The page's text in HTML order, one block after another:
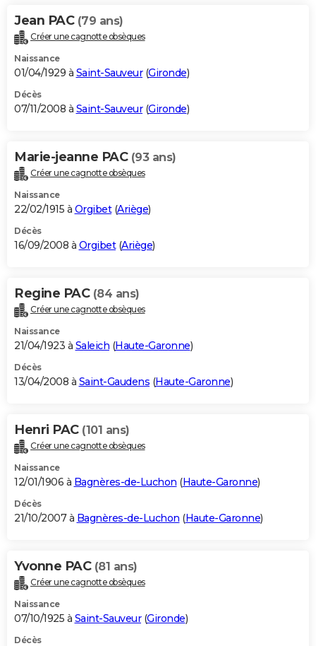
Jean PAC (79 ans)
Créer une cagnotte obsèques
Naissance
01/04/1929 à Saint-Sauveur(Gironde)
Décès
07/11/2008 à Saint-Sauveur(Gironde)
Marie-jeanne PAC (93 ans)
Créer une cagnotte obsèques
Naissance
22/02/1915 à Orgibet(Ariège)
Décès
16/09/2008 à Orgibet(Ariège)
Regine PAC (84 ans)
Créer une cagnotte obsèques
Naissance
21/04/1923 à Saleich (Haute-Garonne)
Décès
13/04/2008 à Saint-Gaudens (Haute-Garonne)
Henri PAC (101 ans)
Créer une cagnotte obsèques
Naissance
12/01/1906 à Bagnères-de-Luchon (Haute-Garonne)
Décès
21/10/2007 à Bagnères-de-Luchon (Haute-Garonne)
Yvonne PAC (81 ans)
Créer une cagnotte obsèques
Naissance
07/10/1925 à Saint-Sauveur(Gironde)
Décès